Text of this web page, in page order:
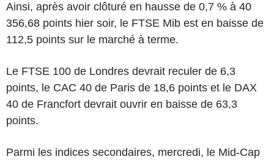
Ainsi, après avoir clôturé en hausse de 0,7 % à 40
356,68 points hier soir, le FTSE Mib est en baisse de
112,5 points sur le marché à terme.
Le FTSE 100 de Londres devrait reculer de 6,3
points, le CAC 40 de Paris de 18,6 points et le DAX
40 de Francfort devrait ouvrir en baisse de 63,3
points.
Parmi les indices secondaires, mercredi, le Mid-Cap